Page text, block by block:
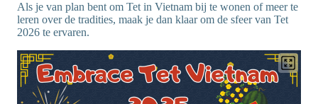
Als je van plan bent om Tet in Vietnam bij te wonen of meer te
leren over de tradities, maak je dan klaar om de sfeer van Tet
2026 te ervaren.